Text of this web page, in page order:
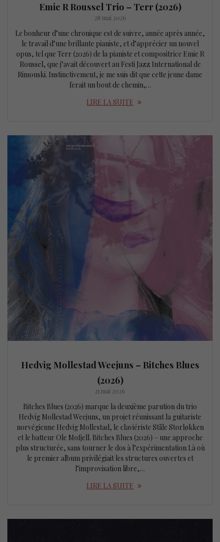
Emie R Roussel Trio – Terr (2026)
28 mai 2026
Le bonheur d’une chronique est de suivre, année après année,
le travail d’une brillante pianiste, et d’apprécier un nouvel
opus, tel que Terr (2026) de la pianiste et compositrice Emie R
Roussel, que j’avait découvert au Festi Jazz International de
Rimouski. Instinctivement, je me suis dit que cette jeune dame
ferait un bout de chemin,…
LIRE LA SUITE
Hedvig Mollestad Weejuns – Bitches Blues
(2026)
21 mai 2026
Bitches Blues (2026) marque la deuxième parution du trio
Hedvig Mollestad Weejuns, un projet réunissant la guitariste
norvégienne Hedvig Mollestad, le claviériste Ståle Storløkken
et le batteur Ole Mofjell. Bitches Blues (2026) – une approche
plus structurée, sans tourner le dos à l’expérimentation Là où
le premier album privilégiait les structures ouvertes et
l’improvisation libre,…
LIRE LA SUITE